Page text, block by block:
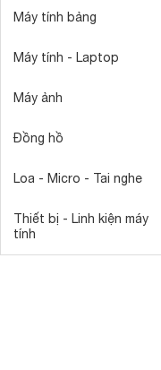
Máy tính bảng
Máy tính - Laptop
Máy ảnh
Đồng hồ
Loa - Micro - Tai nghe
Thiết bị - Linh kiện máy
tính